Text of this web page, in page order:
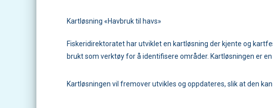
Kartløsning «Havbruk til havs»
Fiskeridirektoratet har utviklet en kartløsning der kjente og
brukt som verktøy for å identifisere områder. Kartløsningen er
Kartløsningen vil fremover utvikles og oppdateres, slik at den